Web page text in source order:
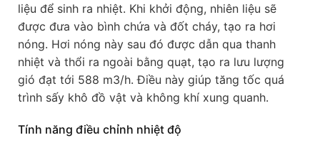
liệu để sinh ra nhiệt. Khi khởi động, nhiên liệu sẽ
được đưa vào bình chứa và đốt cháy, tạo ra hơi
nóng. Hơi nóng này sau đó được dẫn qua thanh
nhiệt và thổi ra ngoài bằng quạt, tạo ra lưu lượng
gió đạt tới 588 m3/h. Điều này giúp tăng tốc quá
trình sấy khô đồ vật và không khí xung quanh.
Tính năng điều chỉnh nhiệt độ